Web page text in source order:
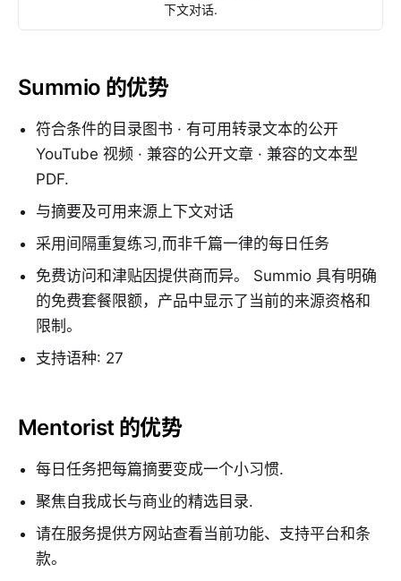
下文对话.
Summio 的优势
符合条件的目录图书 · 有可用转录文本的公开
YouTube 视频 · 兼容的公开文章 · 兼容的文本型
PDF.
与摘要及可用来源上下文对话
采用间隔重复练习,而非千篇一律的每日任务
免费访问和津贴因提供商而异。 Summio 具有明确
的免费套餐限额，产品中显示了当前的来源资格和
限制。
支持语种: 27
Mentorist 的优势
每日任务把每篇摘要变成一个小习惯.
聚焦自我成长与商业的精选目录.
请在服务提供方网站查看当前功能、支持平台和条
款。